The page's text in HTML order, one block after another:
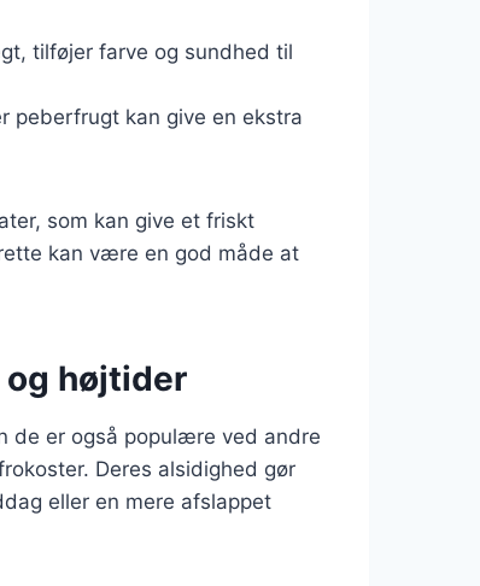
tilføjer farve og sundhed til
peberfrugt kan give en ekstra
som kan give et friskt
kan være en god måde at
højtider
de er også populære ved andre
Deres alsidighed gør
eller en mere afslappet